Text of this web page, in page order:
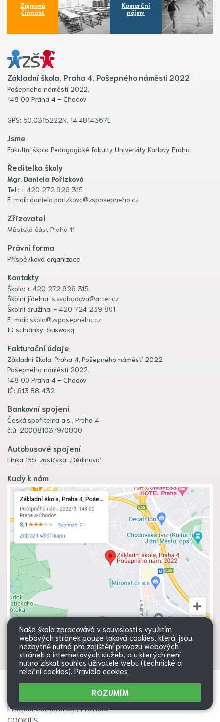
Zájmová
činnost
Komerční
nájmy
Základní škola, Praha 4, Pošepného náměstí 2022
Pošepného náměstí 2022,
148 00 Praha 4 – Chodov
GPS: 50.0315222N, 14.4814367E
Jsme
Fakultní škola Pedagogické fakulty Univerzity Karlovy Praha
Ředitelka školy
Mgr. Daniela Pořízková
Tel.: + 420 272 926 315
E-mail: daniela.porizkova@zsposepneho.cz
Zřizovatel
Městská část Praha 11
Právní forma
Příspěvková organizace
Kontakty
Škola: + 420 272 926 315
Školní jídelna: s.svobodova@arter.cz
Školní družina: + 420 724 239 801
E-mail: skola@zsposepneho.cz
ID schránky: 5uswqxq
Fakturační údaje
Základní škola, Praha 4, Pošepného náměstí 2022
Pošepného náměstí 2022
148 00 Praha 4 – Chodov
IČ: 613 88 432
Bankovní spojení
Česká spořitelna a.s., Praha 4
č.ú: 2000810379/0800
Autobusové spojení
Linka 135, zastávka „Dědinova“
Kudy k nám
Všechna práva vyhrazena. Copyright
|Přihlásit|
Přístupnost stránek|Pravidla
COOKIES
Web školy
Naše škola zpracovává v souvislosti s využitím
webových stránek pouze taková cookies, která jsou
nezbytně nutná pro zajištění provozu webových
stránek a internetových služeb, a u kterých není
nutno získat souhlas uživatele webu (technické a
relační cookies). Pravidla cookies
ROZUMÍM